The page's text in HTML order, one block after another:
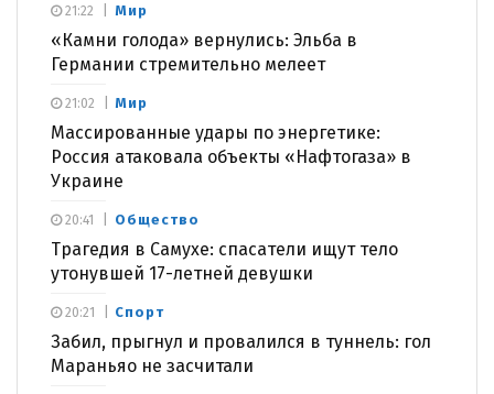
Мир
«Камни голода» вернулись: Эльба в
Германии стремительно мелеет
21:22
Мир
Массированные удары по энергетике:
Россия атаковала объекты «Нафтогаза» в
Украине
21:02
Общество
Трагедия в Самухе: спасатели ищут тело
утонувшей 17-летней девушки
20:41
Спорт
Забил, прыгнул и провалился в туннель: гол
Мараньяо не засчитали
20:21